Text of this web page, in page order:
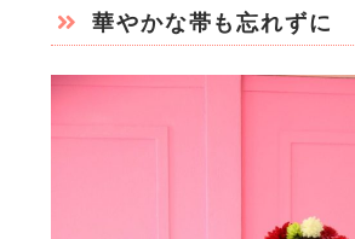
華やかな帯も忘れずに